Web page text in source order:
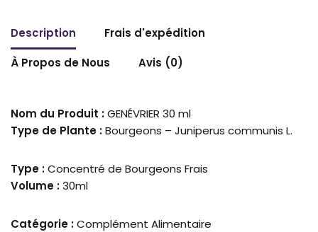
Description
Frais d'expédition
À Propos de Nous
Avis (0)
Nom du Produit :GENÉVRIER 30 ml
Type de Plante :Bourgeons – Juniperus communis L.
Type :Concentré de Bourgeons Frais
Volume :30ml
Catégorie :Complément Alimentaire